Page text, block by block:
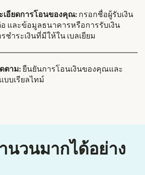
เอียดการโอนของคุณ: กรอกชื่อผู้รับเงิน
และข้อมูลธนาคารหรือการรับเงิน
ชำระเงินที่มีให้ใน เบลเยียม
ตาม:ยืนยันการโอนเงินของคุณและ
บบเรียลไทม์
นวนมากได้อย่าง